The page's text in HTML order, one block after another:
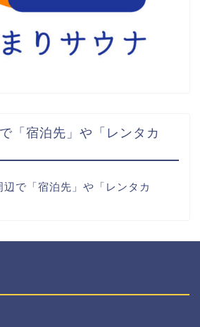
「宿泊先」や「レンタカ
で「宿泊先」や「レンタカ